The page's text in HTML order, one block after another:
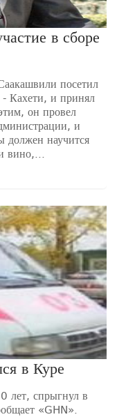
в сборе
посетил
- Кахети, и принял
он провел
и
должен научится
вино,...
в Куре
лет, спрыгнул в
«GHN».